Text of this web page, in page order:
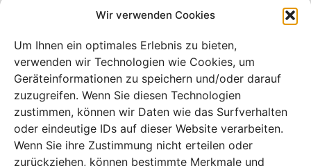
Wir verwenden Cookies
Um Ihnen ein optimales Erlebnis zu bieten,
verwenden wir Technologien wie Cookies, um
Geräteinformationen zu speichern und/oder darauf
zuzugreifen. Wenn Sie diesen Technologien
zustimmen, können wir Daten wie das Surfverhalten
oder eindeutige IDs auf dieser Website verarbeiten.
Wenn Sie ihre Zustimmung nicht erteilen oder
zurückziehen, können bestimmte Merkmale und
Freitag: 08:00
Bei diesem Webshop handelt es sich um
einen B2B-Webshop
A. Rauch GmbH – Ihr Experte aus Österreich für Waagen,